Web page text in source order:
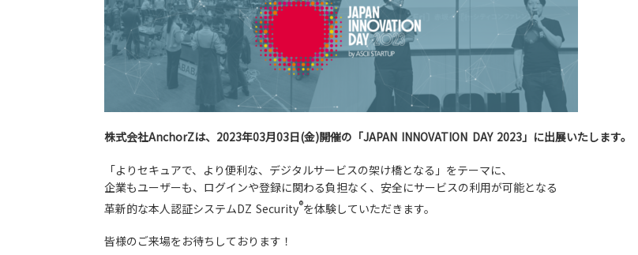
株式会社AnchorZは、2023年03月03日(金)開催の「JAPAN INNOVATION DAY 2023」に出展いたします。
「よりセキュアで、より便利な、デジタルサービスの架け橋となる」をテーマに、
企業もユーザーも、ログインや登録に関わる負担なく、安全にサービスの利用が可能となる
革新的な本人認証システムDZ Security®を体験していただきます。
皆様のご来場をお待ちしております！